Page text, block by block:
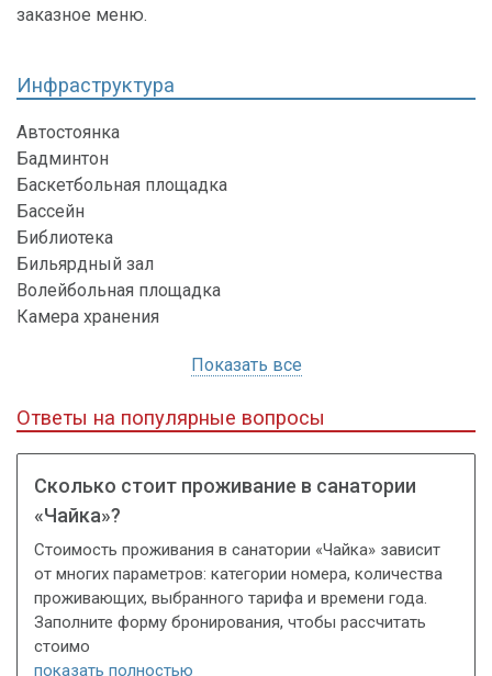
заказное меню.
Инфраструктура
Автостоянка
Бадминтон
Баскетбольная площадка
Бассейн
Библиотека
Бильярдный зал
Волейбольная площадка
Камера хранения
Показать все
Ответы на популярные вопросы
Сколько стоит проживание в санатории
«Чайка»?
Стоимость проживания в санатории «Чайка» зависит
от многих параметров: категории номера, количества
проживающих, выбранного тарифа и времени года.
Заполните форму бронирования, чтобы рассчитать
стоимо
показать полностью